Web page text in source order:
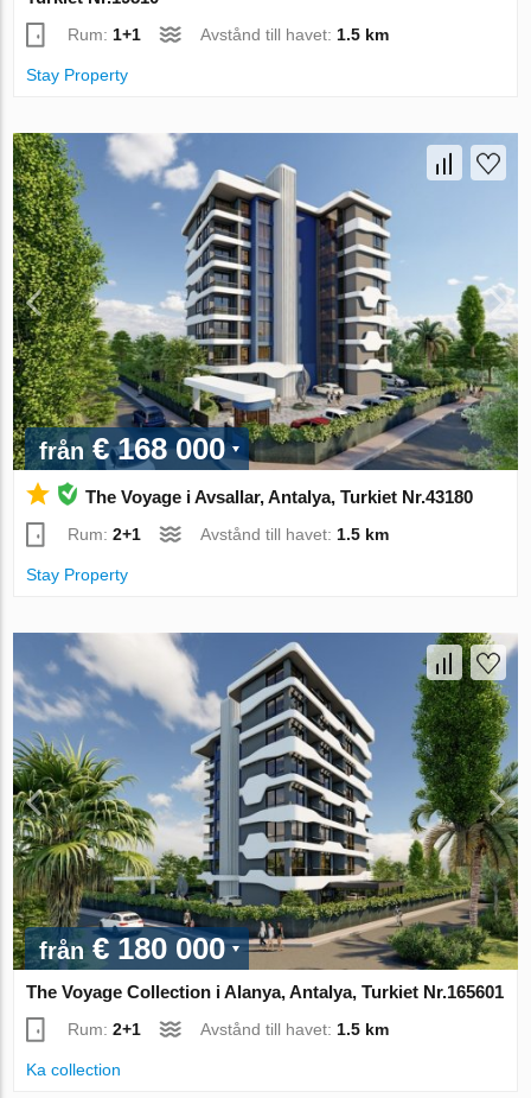
Rum: 1+1 Avstånd till havet: 1.5 km
Stay Property
från € 168 000
The Voyage i Avsallar, Antalya, Turkiet Nr.43180
Rum:2+1 Avstånd till havet: 1.5 km
Stay Property
från€ 180 000
The Voyage Collection i Alanya, Antalya, Turkiet Nr.165601
Rum:2+1 Avstånd till havet: 1.5 km
Ka collection